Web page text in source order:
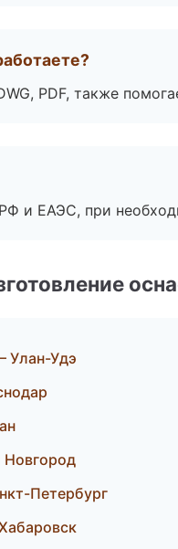
PDF, также
и ЕАЭС, при
Улан-Удэ
Петербург